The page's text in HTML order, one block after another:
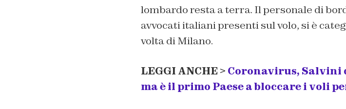
lombardo resta a terra. Il personale di
avvocati italiani presenti sul volo, si è
volta di Milano.
LEGGI ANCHE > Coronavirus, Salvini
ma è il primo Paese a bloccare i voli